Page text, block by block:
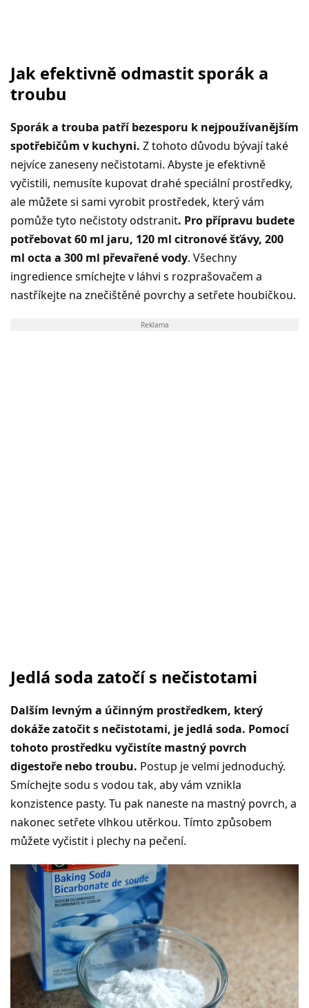
Jak efektivně odmastit sporák a
troubu
Sporák a trouba patří bezesporu k nejpoužívanějším
spotřebičům v kuchyni. Z tohoto důvodu bývají také
nejvíce zaneseny nečistotami. Abyste je efektivně
vyčistili, nemusíte kupovat drahé speciální prostředky,
ale můžete si sami vyrobit prostředek, který vám
pomůže tyto nečistoty odstranit. Pro přípravu budete
potřebovat 60 ml jaru, 120 ml citronové šťávy, 200
ml octa a 300 ml převařené vody. Všechny
ingredience smíchejte v láhvi s rozprašovačem a
nastříkejte na znečištěné povrchy a setřete houbičkou.
Reklama
Jedlá soda zatočí s nečistotami
Dalším levným a účinným prostředkem, který
dokáže zatočit s nečistotami, je jedlá soda. Pomocí
tohoto prostředku vyčistíte mastný povrch
digestoře nebo troubu. Postup je velmi jednoduchý.
Smíchejte sodu s vodou tak, aby vám vznikla
konzistence pasty. Tu pak naneste na mastný povrch, a
nakonec setřete vlhkou utěrkou. Tímto způsobem
můžete vyčistit i plechy na pečení.